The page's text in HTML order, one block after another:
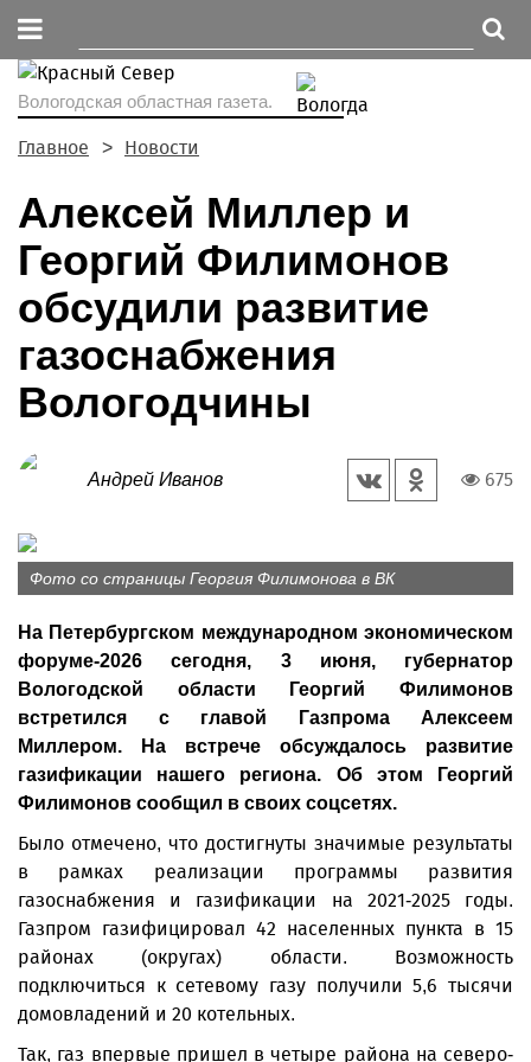
Вологодская областная газета.
Главное Новости
Алексей Миллер и
Георгий Филимонов
обсудили развитие
газоснабжения
Вологодчины
Андрей Иванов 675
Фото со страницы Георгия Филимонова в ВК
На Петербургском международном экономическом
форуме-2026 сегодня, 3 июня, губернатор
Вологодской области Георгий Филимонов
встретился с главой Газпрома Алексеем
Миллером. На встрече обсуждалось развитие
газификации нашего региона. Об этом Георгий
Филимонов сообщил в своих соцсетях.
Было отмечено, что достигнуты значимые результаты
в рамках реализации программы развития
газоснабжения и газификации на 2021-2025 годы.
Газпром газифицировал 42 населенных пункта в 15
районах (округах) области. Возможность
подключиться к сетевому газу получили 5,6 тысячи
домовладений и 20 котельных.
Так, газ впервые пришел в четыре района на северо-